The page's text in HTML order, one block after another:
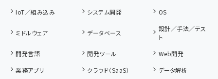
IoT／組み込み
システム開発 OS
ミドルウェア データベース
設計／手法／テス
ト
開発言語
開発ツール
Web開発
業務アプリ
クラウド（SaaS）
データ解析